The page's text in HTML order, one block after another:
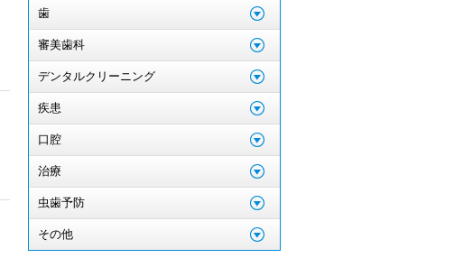
歯
審美歯科
デンタルクリーニング
疾患
口腔
治療
虫歯予防
その他